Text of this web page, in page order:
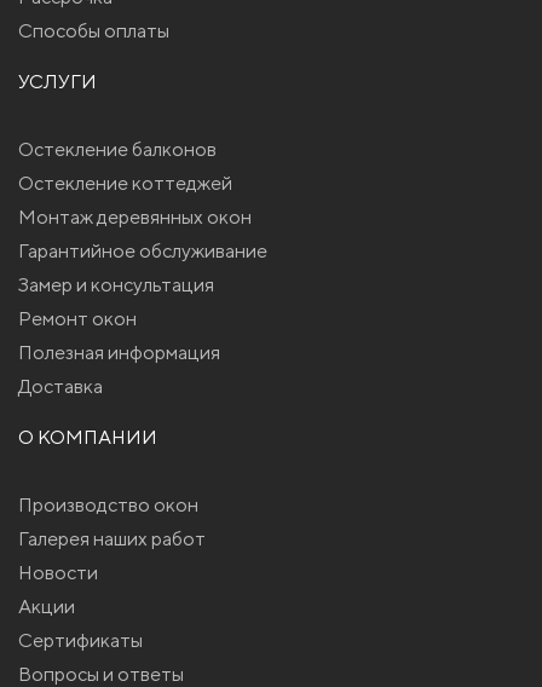
Способы оплаты
УСЛУГИ
Остекление балконов
Остекление коттеджей
Монтаж деревянных окон
Гарантийное обслуживание
Замер и консультация
Ремонт окон
Полезная информация
Доставка
О КОМПАНИИ
Производство окон
Галерея наших работ
Новости
Акции
Сертификаты
Вопросы и ответы